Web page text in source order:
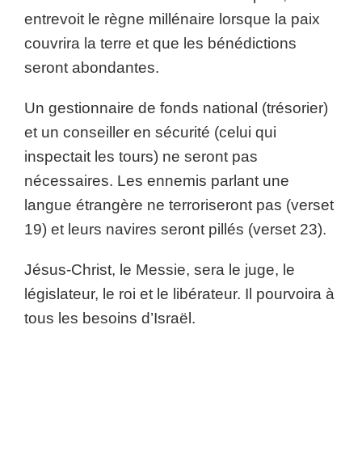
entrevoit le règne millénaire lorsque la paix
couvrira la terre et que les bénédictions
seront abondantes.
Un gestionnaire de fonds national (trésorier)
et un conseiller en sécurité (celui qui
inspectait les tours) ne seront pas
nécessaires. Les ennemis parlant une
langue étrangère ne terroriseront pas (verset
19) et leurs navires seront pillés (verset 23).
Jésus-Christ, le Messie, sera le juge, le
législateur, le roi et le libérateur. Il pourvoira à
tous les besoins d’Israël.